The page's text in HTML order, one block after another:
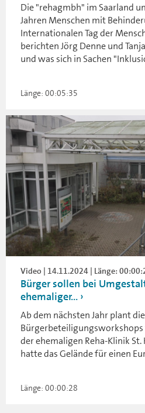
Die "rehagmbh" im Saarland
Jahren Menschen mit
Internationalen Tag der
berichten Jörg Denne und
und was sich in Sachen
Länge: 00:05:35
Video | 14.11.2024 | Länge:
Bürger sollen bei
ehemaliger...
Ab dem nächsten Jahr plant
der ehemaligen Reha-Klinik
hatte das Gelände für einen
Länge: 00:00:28